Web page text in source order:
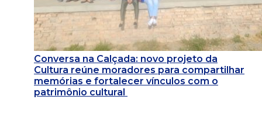
Conversa na Calçada: novo projeto da
Cultura reúne moradores para compartilhar
memórias e fortalecer vínculos com o
patrimônio cultural